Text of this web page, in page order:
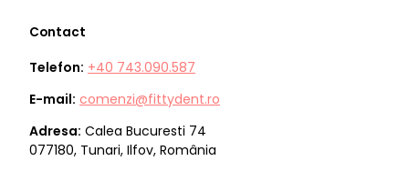
Contact
Telefon: +40 743.090.587
E-mail: comenzi@fittydent.ro
Adresa: Calea Bucuresti 74
077180, Tunari, Ilfov, România